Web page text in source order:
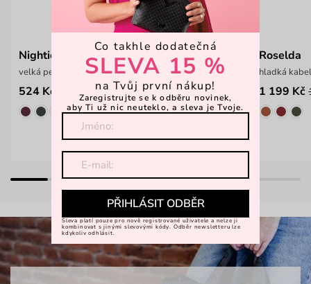
Nightie Nicci Intrecciato Black
velká peněženka na zip s proplétaným vzorem
524 Kč 749 Kč
Roselda
hladká
1 199 Kč
Co takhle dodatečná
SLEVA 15 %
na Tvůj první nákup!
Zaregistrujte se k odběru novinek,
aby Ti už nic neuteklo, a sleva je Tvoje.
PŘIHLÁSIT ODBĚR
Sleva platí pouze pro nově registrované uživatele a nelze ji
kombinovat s jinými slevovými kódy. Odběr newsletteru lze
kdykoliv odhlásit.